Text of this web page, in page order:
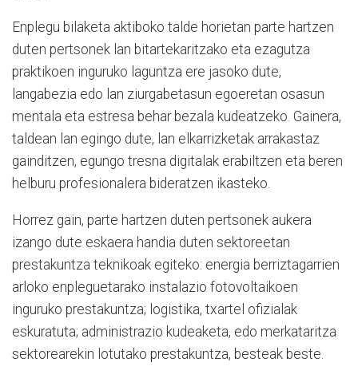
Enplegu bilaketa aktiboko talde horietan parte hartzen
duten pertsonek lan bitartekaritzako eta ezagutza
praktikoen inguruko laguntza ere jasoko dute,
langabezia edo lan ziurgabetasun egoeretan osasun
mentala eta estresa behar bezala kudeatzeko. Gainera,
taldean lan egingo dute, lan elkarrizketak arrakastaz
gainditzen, egungo tresna digitalak erabiltzen eta beren
helburu profesionalera bideratzen ikasteko.
Horrez gain, parte hartzen duten pertsonek aukera
izango dute eskaera handia duten sektoreetan
prestakuntza teknikoak egiteko: energia berriztagarrien
arloko enpleguetarako instalazio fotovoltaikoen
inguruko prestakuntza; logistika, txartel ofizialak
eskuratuta; administrazio kudeaketa, edo merkataritza
sektorearekin lotutako prestakuntza, besteak beste.